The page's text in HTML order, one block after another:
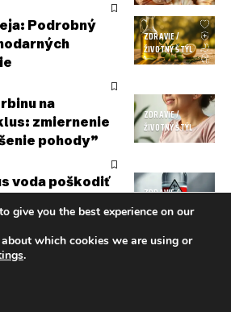
ZDRAVIE /
ŽIVOTNÝ ŠTÝL
Podrobný
ZDRAVIE /
ŽIVOTNÝ ŠTÝL
na
zmiernenie
pohody”
ZDRAVIE /
voda poškodiť
živote:
a dôležité
give you the best experience on our
which cookies we are using or
.